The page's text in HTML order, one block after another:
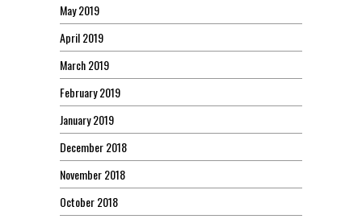
May 2019
April 2019
March 2019
February 2019
January 2019
December 2018
November 2018
October 2018